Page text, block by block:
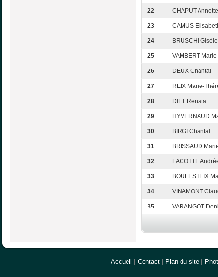
22 CHAPUT Annette
23 CAMUS
24 BRUSCHI Gisèle
25 VAMBERT
26 DEUX Chantal
27 REIX Marie-
28 DIET Renata
29 HYVERNAUD
30 BIRGI Chantal
31 BRISSAUD
32 LACOTTE
33 BOULESTEIX
34 VINAMONT
35 VARANGOT
Accueil Contact Plan du site